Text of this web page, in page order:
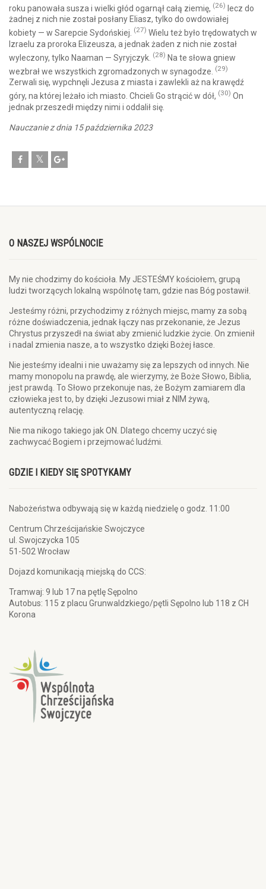
roku panowała susza i wielki głód ogarnął całą ziemię, (26) lecz do
żadnej z nich nie został posłany Eliasz, tylko do owdowiałej
kobiety — w Sarepcie Sydońskiej. (27) Wielu też było trędowatych w
Izraelu za proroka Elizeusza, a jednak żaden z nich nie został
wyleczony, tylko Naaman — Syryjczyk. (28) Na te słowa gniew
wezbrał we wszystkich zgromadzonych w synagodze. (29)
Zerwali się, wypchnęli Jezusa z miasta i zawlekli aż na krawędź
góry, na której leżało ich miasto. Chcieli Go strącić w dół, (30) On
jednak przeszedł między nimi i oddalił się.
Nauczanie z dnia 15 października 2023
O NASZEJ WSPÓLNOCIE
My nie chodzimy do kościoła. My JESTEŚMY kościołem, grupą
ludzi tworzących lokalną wspólnotę tam, gdzie nas Bóg postawił.
Jesteśmy różni, przychodzimy z różnych miejsc, mamy za sobą
różne doświadczenia, jednak łączy nas przekonanie, że Jezus
Chrystus przyszedł na świat aby zmienić ludzkie życie. On zmienił
i nadal zmienia nasze, a to wszystko dzięki Bożej łasce.
Nie jesteśmy idealni i nie uważamy się za lepszych od innych. Nie
mamy monopolu na prawdę, ale wierzymy, że Boże Słowo, Biblia,
jest prawdą. To Słowo przekonuje nas, że Bożym zamiarem dla
człowieka jest to, by dzięki Jezusowi miał z NIM żywą,
autentyczną relację.
Nie ma nikogo takiego jak ON. Dlatego chcemy uczyć się
zachwycać Bogiem i przejmować ludźmi.
GDZIE I KIEDY SIĘ SPOTYKAMY
Nabożeństwa odbywają się w każdą niedzielę o godz. 11:00
Centrum Chrześcijańskie Swojczyce
ul. Swojczycka 105
51-502 Wrocław
Dojazd komunikacją miejską do CCS:
Tramwaj: 9 lub 17 na pętlę Sępolno
Autobus: 115 z placu Grunwaldzkiego/pętli Sępolno lub 118 z CH
Korona